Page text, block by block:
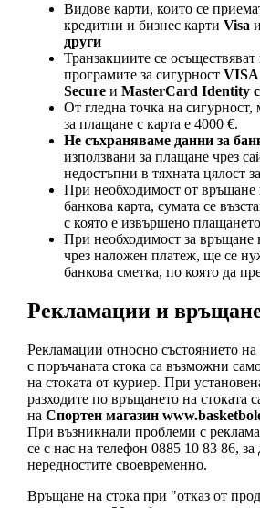
Видове карти, които се
кредитни и бизнес карти Visa и
други
Транзакциите се
програмите за сигурност VISA
Secureи MasterCard Identity
От гледна точка на сигурност,
за плащане с карта е 4000 €.
Не съхраняваме данни за
използвани за плащане чрез
недостъпни в тяхната цялост
При необходимост от връщане
банкова карта, сумата се
с която е извършено
При необходимост за връщане
чрез наложен платеж, ще се
банкова сметка, по която да
Рекламации и
Рекламации относно състоянието на
с поръчаната стока са възможни
на стоката от куриер. При
разходите по връщането на стоката
на Спортен магазин
При възникнали проблеми с
се с нас на телефон 0885 10 83 86, за
нередностите своевременно.
Връщане на стока при "отказ от